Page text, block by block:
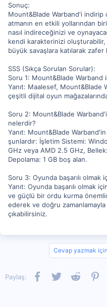
Sonuç:
Mount&Blade Warband'i indirip
atmanın en etkili yollarından
nasıl indireceğinizi ve
kendi karakterinizi
büyük savaşlara katılarak zafer
SSS (Sıkça Sorulan Sorular):
Soru 1: Mount&Blade
Yanıt: Maalesef, Mount&Blade
çeşitli dijital oyun
Soru 2: Mount&Blade
nelerdir?
Yanıt: Mount&Blade
şunlardır: İşletim Sistemi:
GHz veya AMD 2.5 GHz,
Depolama: 1 GB boş alan.
Soru 3: Oyunda başarılı
Yanıt: Oyunda başarılı olmak
ve güçlü bir ordu kurma
ederek ve doğru
çıkabilirsiniz.
Cevap yazmak
Paylaş: Facebook
TwitterReddit